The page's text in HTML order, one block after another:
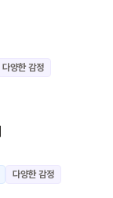
다양한 감정
다양한 감정